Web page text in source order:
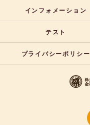
インフォメーション
テスト
プライバシーポリシー